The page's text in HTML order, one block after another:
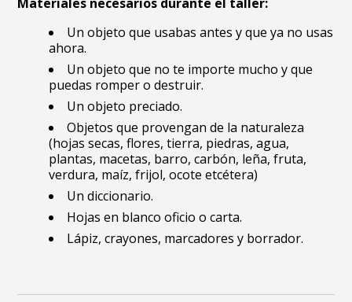
Un objeto que usabas antes y que ya no usas
ahora.
Un objeto que no te importe mucho y que
puedas romper o destruir.
Un objeto preciado.
Objetos que provengan de la naturaleza
(hojas secas, flores, tierra, piedras, agua,
plantas, macetas, barro, carbón, leña, fruta,
verdura, maíz, frijol, ocote etcétera)
Un diccionario.
Hojas en blanco oficio o carta.
Lápiz, crayones, marcadores y borrador.